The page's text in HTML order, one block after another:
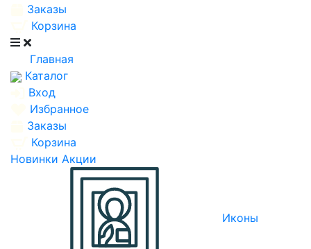
Заказы
Корзина
Главная
Каталог
Вход
Избранное
Заказы
Корзина
Новинки Акции
Иконы